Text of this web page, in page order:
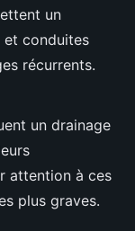
un
et conduites
récurrents.
un drainage
attention à ces
plus graves.